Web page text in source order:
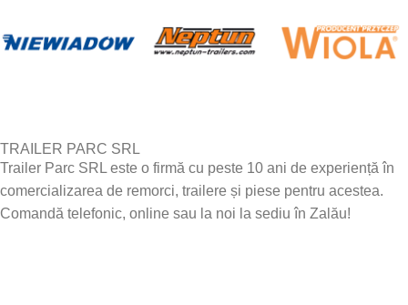
TRAILER PARC SRL
Trailer Parc SRL este o firmă cu peste 10 ani de experiență în
comercializarea de remorci, trailere și piese pentru acestea.
Comandă telefonic, online sau la noi la sediu în Zalău!